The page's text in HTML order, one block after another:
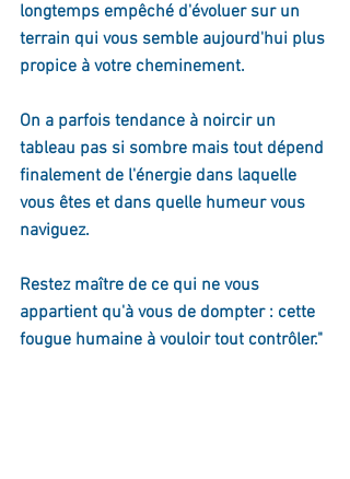
longtemps empêché d'évoluer sur un
terrain qui vous semble aujourd'hui plus
propice à votre cheminement.
On a parfois tendance à noircir un
tableau pas si sombre mais tout dépend
finalement de l'énergie dans laquelle
vous êtes et dans quelle humeur vous
naviguez.
Restez maître de ce qui ne vous
appartient qu'à vous de dompter : cette
fougue humaine à vouloir tout contrôler."